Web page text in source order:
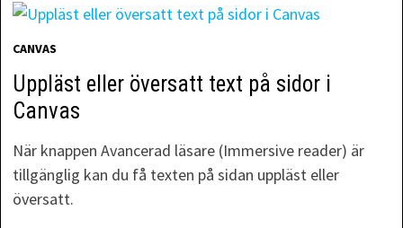
CANVAS
Uppläst eller översatt text på sidor i
Canvas
När knappen Avancerad läsare (Immersive reader) är
tillgänglig kan du få texten på sidan uppläst eller
översatt.